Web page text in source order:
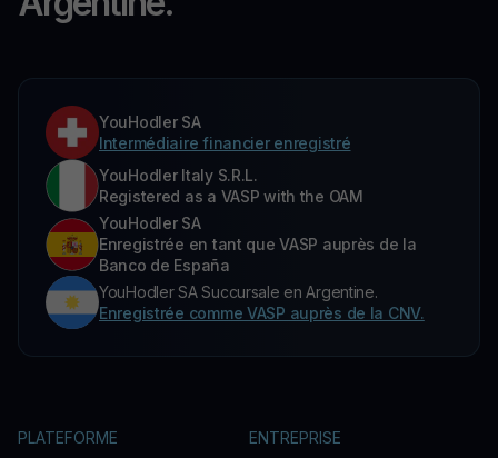
YouHodler SA
Intermédiaire financier enregistré
YouHodler Italy S.R.L.
Registered as a VASP with the OAM
YouHodler SA
Enregistrée en tant que VASP auprès de la
Banco de España
YouHodler SA Succursale en Argentine.
Enregistrée comme VASP auprès de la CNV.
PLATEFORME ENTREPRISE